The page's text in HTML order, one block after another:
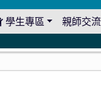
學生專區 親師交流